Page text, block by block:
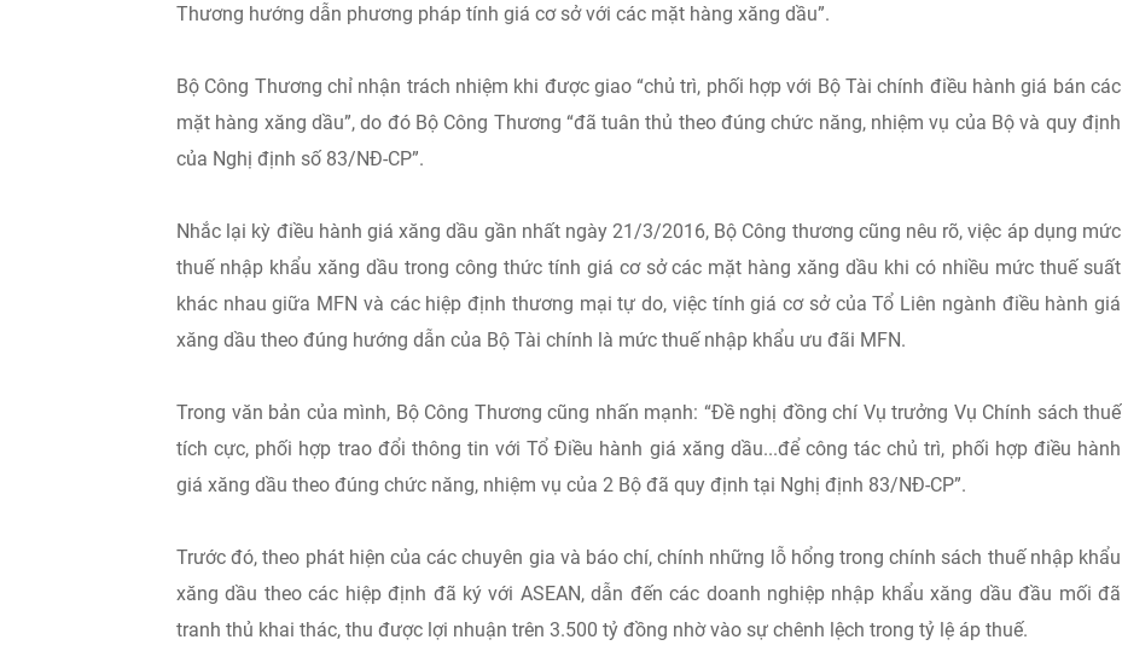
Thương hướng dẫn phương pháp tính giá cơ sở với các mặt hàng xăng dầu”.
Bộ Công Thương chỉ nhận trách nhiệm khi được giao “chủ trì, phối hợp với Bộ Tài chính điều hành giá bán các
mặt hàng xăng dầu”, do đó Bộ Công Thương “đã tuân thủ theo đúng chức năng, nhiệm vụ của Bộ và quy định
của Nghị định số 83/NĐ-CP”.
Nhắc lại kỳ điều hành giá xăng dầu gần nhất ngày 21/3/2016, Bộ Công thương cũng nêu rõ, việc áp dụng mức
thuế nhập khẩu xăng dầu trong công thức tính giá cơ sở các mặt hàng xăng dầu khi có nhiều mức thuế suất
khác nhau giữa MFN và các hiệp định thương mại tự do, việc tính giá cơ sở của Tổ Liên ngành điều hành giá
xăng dầu theo đúng hướng dẫn của Bộ Tài chính là mức thuế nhập khẩu ưu đãi MFN.
Trong văn bản của mình, Bộ Công Thương cũng nhấn mạnh: “Đề nghị đồng chí Vụ trưởng Vụ Chính sách thuế
tích cực, phối hợp trao đổi thông tin với Tổ Điều hành giá xăng dầu...để công tác chủ trì, phối hợp điều hành
giá xăng dầu theo đúng chức năng, nhiệm vụ của 2 Bộ đã quy định tại Nghị định 83/NĐ-CP”.
Trước đó, theo phát hiện của các chuyên gia và báo chí, chính những lỗ hổng trong chính sách thuế nhập khẩu
xăng dầu theo các hiệp định đã ký với ASEAN, dẫn đến các doanh nghiệp nhập khẩu xăng dầu đầu mối đã
tranh thủ khai thác, thu được lợi nhuận trên 3.500 tỷ đồng nhờ vào sự chênh lệch trong tỷ lệ áp thuế.